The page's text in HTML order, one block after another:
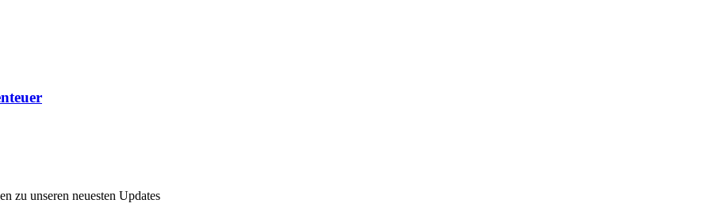
zu unseren neuesten Updates